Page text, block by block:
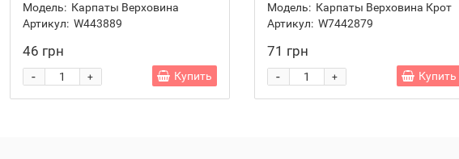
Модель: Карпаты Верховина
Артикул: W443889
46 грн
+
- Купить
Модель: Карпаты Верховина Крот
Артикул: W7442879
71 грн
+
- Купить